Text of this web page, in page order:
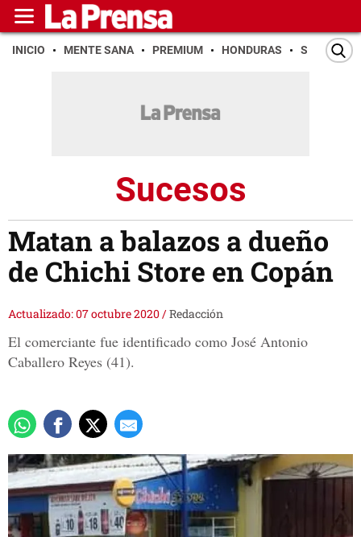
INICIO MENTE SANA PREMIUM HONDURAS SAN PEDRO
Sucesos
Matan a balazos a dueño
de Chichi Store en Copán
Actualizado: 07 octubre 2020/Redacción
El comerciante fue identificado como José Antonio
Caballero Reyes (41).